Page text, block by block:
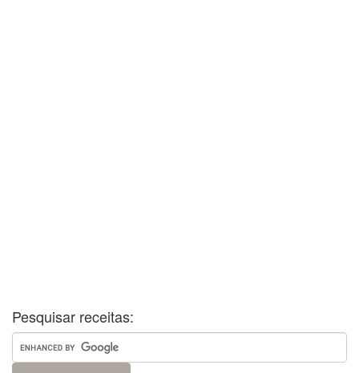
Pesquisar receitas: